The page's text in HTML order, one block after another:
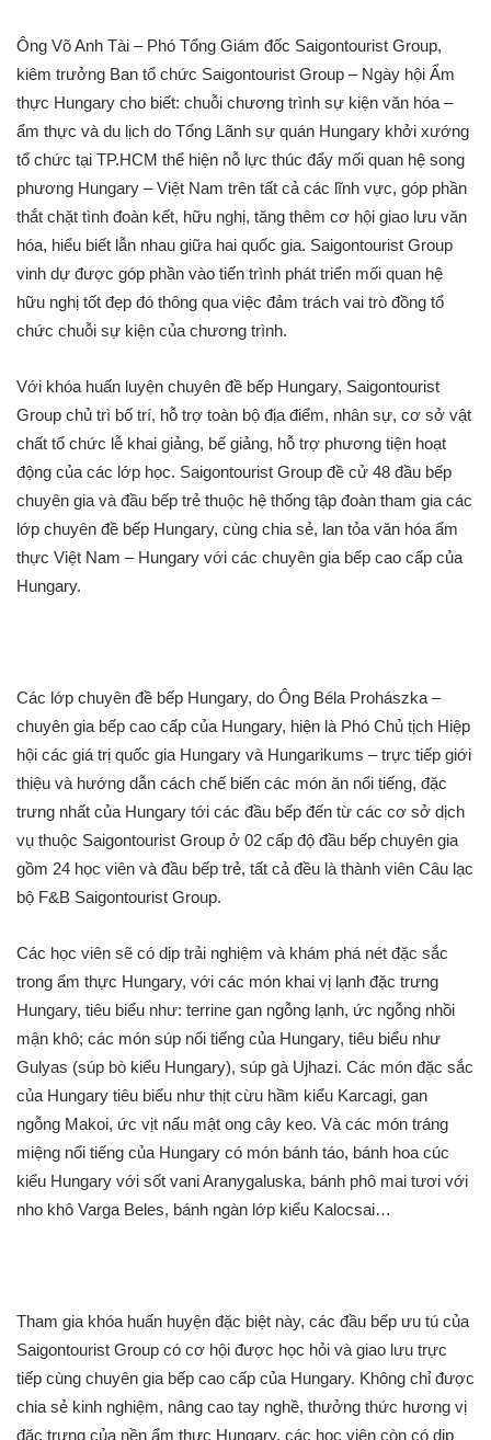
Ông Võ Anh Tài – Phó Tổng Giám đốc Saigontourist Group,
kiêm trưởng Ban tổ chức Saigontourist Group – Ngày hội Ẩm
thực Hungary cho biết: chuỗi chương trình sự kiện văn hóa –
ẩm thực và du lịch do Tổng Lãnh sự quán Hungary khởi xướng
tổ chức tại TP.HCM thể hiện nỗ lực thúc đẩy mối quan hệ song
phương Hungary – Việt Nam trên tất cả các lĩnh vực, góp phần
thắt chặt tình đoàn kết, hữu nghị, tăng thêm cơ hội giao lưu văn
hóa, hiểu biết lẫn nhau giữa hai quốc gia. Saigontourist Group
vinh dự được góp phần vào tiến trình phát triển mối quan hệ
hữu nghị tốt đẹp đó thông qua việc đảm trách vai trò đồng tổ
chức chuỗi sự kiện của chương trình.
Với khóa huấn luyện chuyên đề bếp Hungary, Saigontourist
Group chủ trì bố trí, hỗ trợ toàn bộ địa điểm, nhân sự, cơ sở vật
chất tổ chức lễ khai giảng, bế giảng, hỗ trợ phương tiện hoạt
động của các lớp học. Saigontourist Group đề cử 48 đầu bếp
chuyên gia và đầu bếp trẻ thuộc hệ thống tập đoàn tham gia các
lớp chuyên đề bếp Hungary, cùng chia sẻ, lan tỏa văn hóa ẩm
thực Việt Nam – Hungary với các chuyên gia bếp cao cấp của
Hungary.
Các lớp chuyên đề bếp Hungary, do Ông Béla Prohászka –
chuyên gia bếp cao cấp của Hungary, hiện là Phó Chủ tịch Hiệp
hội các giá trị quốc gia Hungary và Hungarikums – trực tiếp giới
thiệu và hướng dẫn cách chế biến các món ăn nổi tiếng, đặc
trưng nhất của Hungary tới các đầu bếp đến từ các cơ sở dịch
vụ thuộc Saigontourist Group ở 02 cấp độ đầu bếp chuyên gia
gồm 24 học viên và đầu bếp trẻ, tất cả đều là thành viên Câu lạc
bộ F&B Saigontourist Group.
Các học viên sẽ có dịp trải nghiệm và khám phá nét đặc sắc
trong ẩm thực Hungary, với các món khai vị lạnh đặc trưng
Hungary, tiêu biểu như: terrine gan ngỗng lạnh, ức ngỗng nhồi
mận khô; các món súp nổi tiếng của Hungary, tiêu biểu như
Gulyas (súp bò kiểu Hungary), súp gà Ujhazi. Các món đặc sắc
của Hungary tiêu biểu như thịt cừu hầm kiểu Karcagi, gan
ngỗng Makoi, ức vịt nấu mật ong cây keo. Và các món tráng
miệng nổi tiếng của Hungary có món bánh táo, bánh hoa cúc
kiểu Hungary với sốt vani Aranygaluska, bánh phô mai tươi với
nho khô Varga Beles, bánh ngàn lớp kiểu Kalocsai…
Tham gia khóa huấn huyện đặc biệt này, các đầu bếp ưu tú của
Saigontourist Group có cơ hội được học hỏi và giao lưu trực
tiếp cùng chuyên gia bếp cao cấp của Hungary. Không chỉ được
chia sẻ kinh nghiệm, nâng cao tay nghề, thưởng thức hương vị
đặc trưng của nền ẩm thực Hungary, các học viên còn có dịp